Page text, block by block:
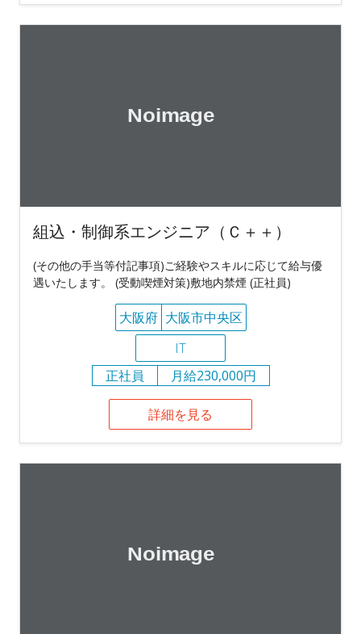
組込・制御系エンジニア（Ｃ＋＋）
(その他の手当等付記事項)ご経験やスキルに応じて給与優
遇いたします。 (受動喫煙対策)敷地内禁煙 (正社員)
大阪府 大阪市中央区
IT
正社員
月給230,000円
詳細を見る